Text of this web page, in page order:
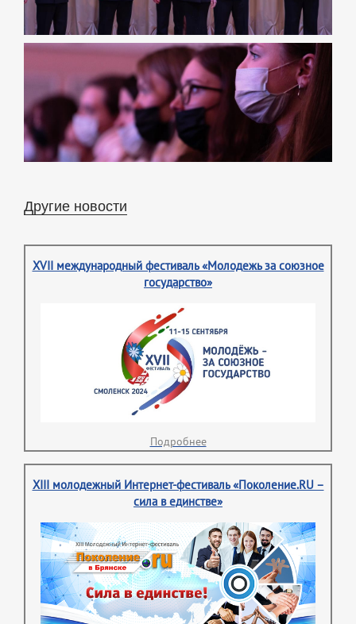
Другие новости
XVII международный фестиваль «Молодежь за союзное
государство»
Подробнее
XIII молодежный Интернет-фестиваль «Поколение.RU –
сила в единстве»